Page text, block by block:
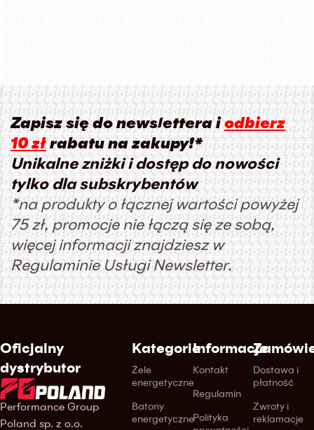
Zapisz się do newslettera iodbierz
10 zł rabatu na zakupy!*
Unikalne zniżki i dostęp do nowości
tylko dla subskrybentów
*na produkty o łącznej wartości powyżej
75 zł, promocje nie łączą się ze sobą,
więcej informacji znajdziesz w
Regulaminie Usługi Newsletter.
Oficjalny
dystrybutor
Performance Group
Poland sp. z o.o.
Kategorie
Żele
energetyczne
Batony
energetyczne
Informacje
Kontakt
Regulamin
Polityka
Dostawa i
płatność
Zwroty i
reklamacje